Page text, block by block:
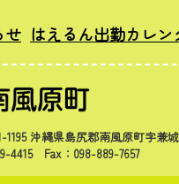
せ はえるん出勤カレン
1195 沖縄県島尻郡南風原町字兼
4415 Fax：098-889-7657